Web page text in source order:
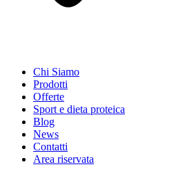
Chi Siamo
Prodotti
Offerte
Sport e dieta proteica
Blog
News
Contatti
Area riservata